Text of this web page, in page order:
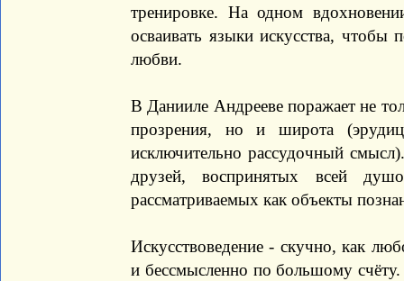
тренировке. На одном
осваивать языки искусства, чтобы
любви.
В Данииле Андрееве поражает не
прозрения, но и широта
исключительно рассудочный
друзей, воспринятых всей
рассматриваемых как объекты
Искусствоведение - скучно, как
и бессмысленно по большому счёту.